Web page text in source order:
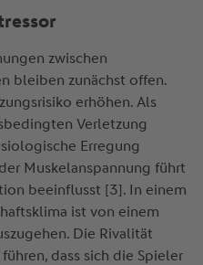
zwischen
bleiben zunächst offen.
erhöhen. Als
Verletzung
Erregung
Muskelanspannung führt
beeinflusst [3]. In einem
ist von einem
Die Rivalität
dass sich die Spieler